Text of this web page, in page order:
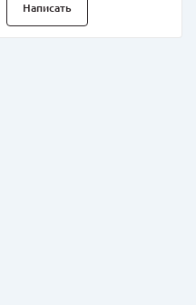
Написать